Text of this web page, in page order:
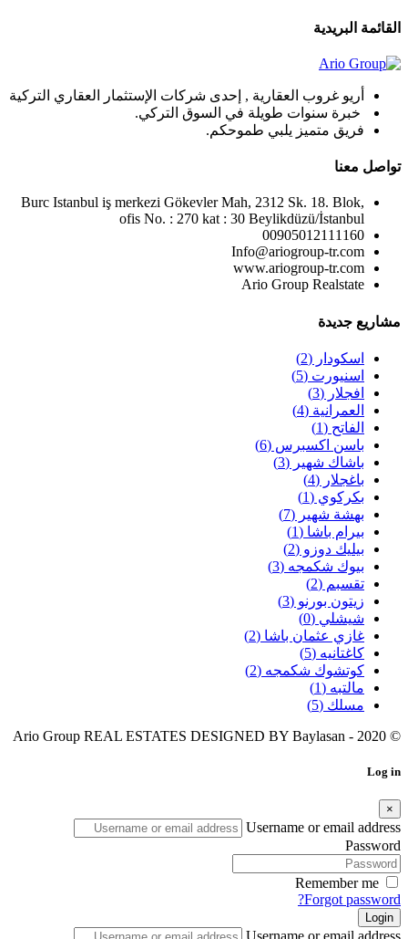
القائمة البريدية
أريو غروب العقارية , إحدى شركات الإستثمار العقاري التركية
خبرة سنوات طويلة في السوق التركي.
فريق متميز يلبي طموحكم.
تواصل معنا
Burc Istanbul iş merkezi Gökevler Mah, 2312 Sk. 18. Blok,
ofis No. : 270 kat : 30 Beylikdüzü/İstanbul
00905012111160
Info@ariogroup-tr.com
www.ariogroup-tr.com
Ario Group Realstate
مشاريع جديدة
اسكودار (2)
اسنيورت (5)
افجلار (3)
العمرانية (4)
الفاتح (1)
باسن اكسبرس (6)
باشاك شهير (3)
باغجلار (4)
بكركوي (1)
بهشة شهير (7)
بيرام باشا (1)
بيليك دوزو (2)
بيوك شكمجه (3)
تقسبم (2)
زيتون بورنو (3)
شيشلي (0)
غازي عثمان باشا (2)
كاغتانيه (5)
كوتشوك شكمجه (2)
مالتبه (1)
مسلك (5)
© 2020 - Ario Group REAL ESTATES DESIGNED BY
Baylasan
Log in
×
Username or email address
Password
Remember me
Forgot password?
Login